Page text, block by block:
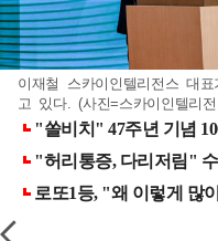
이재철 스카이인텔리전스 대
고 있다. (사진=스카이인텔리